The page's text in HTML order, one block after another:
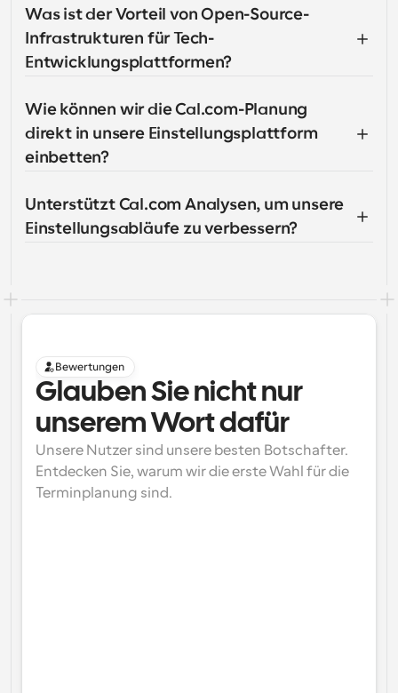
Was ist der Vorteil von Open-Source-
Infrastrukturen für Tech-
Entwicklungsplattformen?
Wie können wir die Cal.com-Planung
direkt in unsere Einstellungsplattform
einbetten?
Unterstützt Cal.com Analysen, um unsere
Einstellungsabläufe zu verbessern?
Bewertungen
Glauben Sie nicht nur
unserem Wort dafür
Unsere Nutzer sind unsere besten Botschafter.
Entdecken Sie, warum wir die erste Wahl für die
Terminplanung sind.